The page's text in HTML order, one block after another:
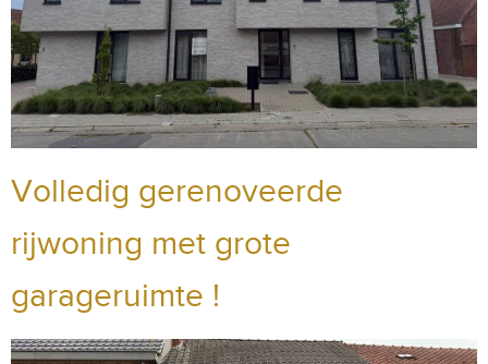
Volledig gerenoveerde
rijwoning met grote
garageruimte !